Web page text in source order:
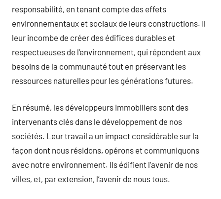
responsabilité, en tenant compte des effets
environnementaux et sociaux de leurs constructions. Il
leur incombe de créer des édifices durables et
respectueuses de l’environnement, qui répondent aux
besoins de la communauté tout en préservant les
ressources naturelles pour les générations futures.
En résumé, les développeurs immobiliers sont des
intervenants clés dans le développement de nos
sociétés. Leur travail a un impact considérable sur la
façon dont nous résidons, opérons et communiquons
avec notre environnement. Ils édifient l’avenir de nos
villes, et, par extension, l’avenir de nous tous.